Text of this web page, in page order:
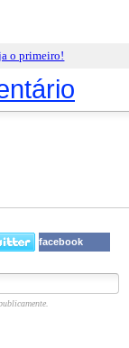
o primeiro!
facebook